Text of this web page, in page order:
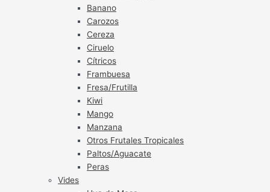
Banano
Carozos
Cereza
Ciruelo
Cítricos
Frambuesa
Fresa/Frutilla
Kiwi
Mango
Manzana
Otros Frutales Tropicales
Paltos/Aguacate
Peras
Vides